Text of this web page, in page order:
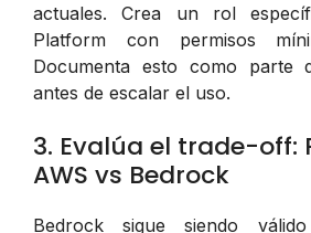
actuales. Crea un rol
Platform con permisos
Documenta esto como parte
antes de escalar el uso.
3. Evalúa el trade-off:
AWS vs Bedrock
Bedrock sigue siendo